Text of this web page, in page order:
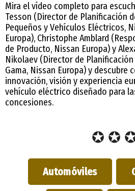
Mira el vídeo completo para
Tesson (Director de Planificación
Pequeños y Vehículos Eléctricos,
Europa), Christophe Amblard
de Producto, Nissan Europa) y
Nikolaev (Director de
Gama, Nissan Europa) y descubre
innovación, visión y experiencia
vehículo eléctrico diseñado para
concesiones.
✪ ✪
Automóviles